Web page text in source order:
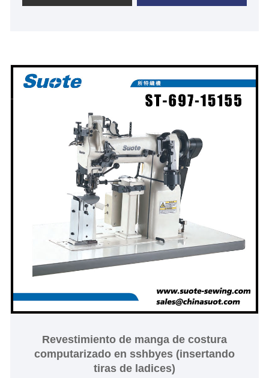
Revestimiento de manga de costura
computarizado en sshbyes (insertando
tiras de ladices)